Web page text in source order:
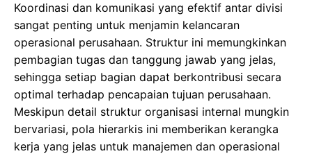
Koordinasi dan komunikasi yang efektif antar divisi
sangat penting untuk menjamin kelancaran
operasional perusahaan. Struktur ini memungkinkan
pembagian tugas dan tanggung jawab yang jelas,
sehingga setiap bagian dapat berkontribusi secara
optimal terhadap pencapaian tujuan perusahaan.
Meskipun detail struktur organisasi internal mungkin
bervariasi, pola hierarkis ini memberikan kerangka
kerja yang jelas untuk manajemen dan operasional